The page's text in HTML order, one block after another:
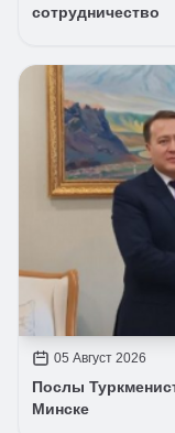
сотрудничество
05 Август 2026
Послы
Минске